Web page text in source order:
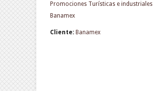
Promociones Turísticas e industriales
Banamex
Cliente: Banamex